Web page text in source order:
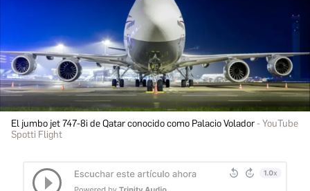
El jumbo jet 747-8i de Qatar conocido como Palacio Volador
YouTube
Spotti Flight